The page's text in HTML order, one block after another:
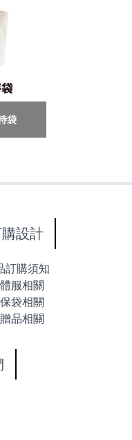
袋
設計
訂購須知
服相關
袋相關
品相關